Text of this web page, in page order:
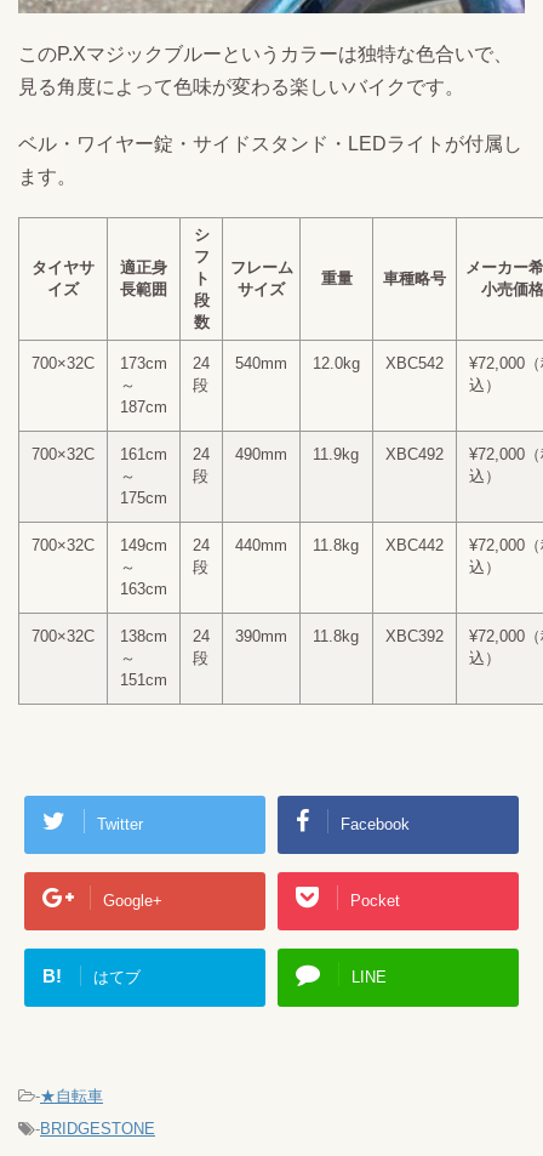
このP.Xマジックブルーというカラーは独特な色合いで、
見る角度によって色味が変わる楽しいバイクです。
ベル・ワイヤー錠・サイドスタンド・LEDライトが付属し
ます。
タイヤサ
イズ
適正身
長範囲
シ
フ
ト
段
数
フレーム
サイズ
重量 車種略号
メーカー
小売価格
700×32C
173cm
～
187cm
24
段
540mm 12.0kg XBC542
¥72,000
込）
700×32C
161cm
～
175cm
24
段
490mm 11.9kg XBC492
¥72,000
込）
700×32C
149cm
～
163cm
24
段
440mm 11.8kg XBC442
¥72,000
込）
700×32C
138cm
～
151cm
24
段
390mm 11.8kg XBC392
¥72,000
込）
Twitter Facebook
Google+ Pocket
B! はてブ LINE
-★自転車
-BRIDGESTONE